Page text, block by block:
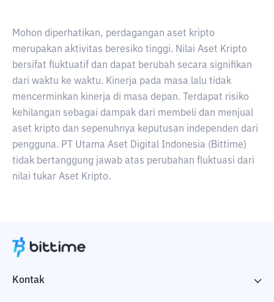
Mohon diperhatikan, perdagangan aset kripto
merupakan aktivitas beresiko tinggi. Nilai Aset Kripto
bersifat fluktuatif dan dapat berubah secara signifikan
dari waktu ke waktu. Kinerja pada masa lalu tidak
mencerminkan kinerja di masa depan. Terdapat risiko
kehilangan sebagai dampak dari membeli dan menjual
aset kripto dan sepenuhnya keputusan independen dari
pengguna. PT Utama Aset Digital Indonesia (Bittime)
tidak bertanggung jawab atas perubahan fluktuasi dari
nilai tukar Aset Kripto.
Kontak